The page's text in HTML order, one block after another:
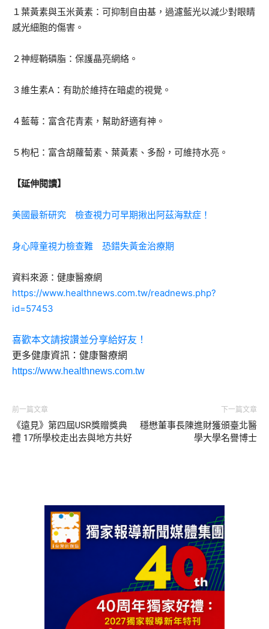
１葉黃素與玉米黃素：可抑制自由基，過濾藍光以減少對眼睛
感光細胞的傷害。
２神經鞘磷脂：保護晶亮網絡。
３維生素A：有助於維持在暗處的視覺。
４藍莓：富含花青素，幫助舒適有神。
５枸杞：富含胡蘿蔔素、葉黃素、多酚，可維持水亮。
【延伸閱讀】
美國最新研究 檢查視力可早期揪出阿茲海默症！
身心障童視力檢查難 恐錯失黃金治療期
資料來源：健康醫療網
https://www.healthnews.com.tw/readnews.php?
id=57453
喜歡本文請按讚並分享給好友！
更多健康資訊：健康醫療網
https://www.healthnews.com.tw
前一篇文章
《遠見》第四屆USR獎贈獎典
禮 17所學校走出去與地方共好
下一篇文章
穩懋董事長陳進財獲頒臺北醫
學大學名譽博士